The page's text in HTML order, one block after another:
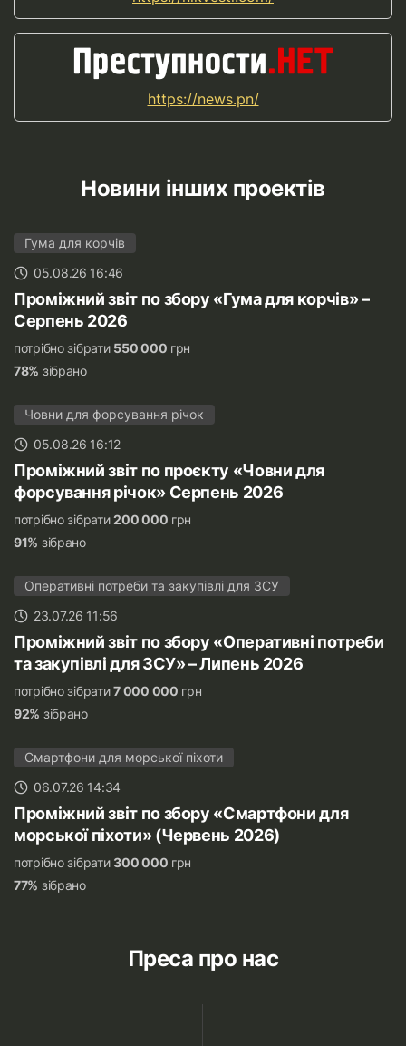
https://news.pn/
Новини інших проектів
Гума для корчів
05.08.26 16:46
Проміжний звіт по збору «Гума для корчів» –
Серпень 2026
потрібно зібрати 550 000 грн
78% зібрано
Човни для форсування річок
05.08.26 16:12
Проміжний звіт по проєкту «Човни для
форсування річок» Серпень 2026
потрібно зібрати200 000 грн
91% зібрано
Оперативні потреби та закупівлі для ЗСУ
23.07.26 11:56
Проміжний звіт по збору «Оперативні потреби
та закупівлі для ЗСУ» – Липень 2026
потрібно зібрати7 000 000 грн
92% зібрано
Смартфони для морської піхоти
06.07.26 14:34
Проміжний звіт по збору «Смартфони для
морської піхоти» (Червень 2026)
потрібно зібрати300 000 грн
77% зібрано
Преса про нас